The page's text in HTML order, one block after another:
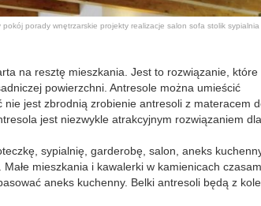
pokój porady wnętrzarskie projekty realizacje salon sofa stolik sypialnia
na resztę mieszkania. Jest to rozwiązanie, które
powierzchni. Antresole można umieścić
nie jest zbrodnią zrobienie antresoli z materacem
jest niezwykle atrakcyjnym rozwiązaniem dla
sypialnię, garderobę, salon, aneks
mieszkania i kawalerki w kamienicach
aneks kuchenny. Belki antresoli będą z